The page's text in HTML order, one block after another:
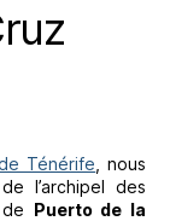
Ténérife , nous
l’archipel des
Puerto de la